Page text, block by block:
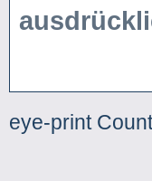
eye-print